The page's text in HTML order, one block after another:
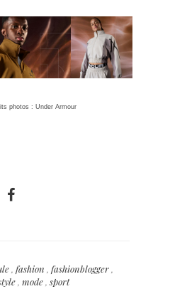
photos : Under Armour
, fashion , fashionblogger,
, mode, sport